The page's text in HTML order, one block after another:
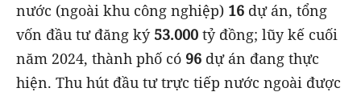
nước (ngoài khu công nghiệp) 16 dự án, tổng
vốn đầu tư đăng ký 53.000 tỷ đồng; lũy kế cuối
năm 2024, thành phố có 96 dự án đang thực
hiện. Thu hút đầu tư trực tiếp nước ngoài được